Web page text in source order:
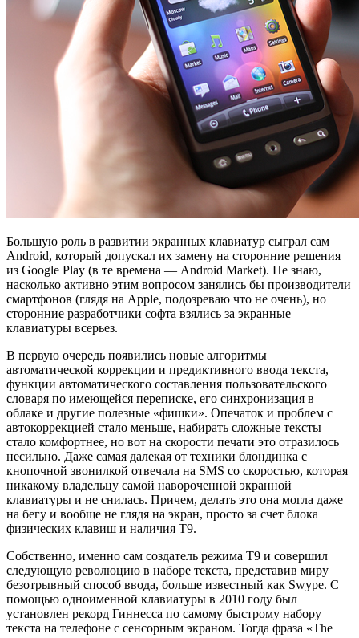
Большую роль в развитии экранных клавиатур сыграл сам
Android, который допускал их замену на сторонние решения
из Google Play (в те времена — Android Market). Не знаю,
насколько активно этим вопросом занялись бы производители
смартфонов (глядя на Apple, подозреваю что не очень), но
сторонние разработчики софта взялись за экранные
клавиатуры всерьез.
В первую очередь появились новые алгоритмы
автоматической коррекции и предиктивного ввода текста,
функции автоматического составления пользовательского
словаря по имеющейся переписке, его синхронизация в
облаке и другие полезные «фишки». Опечаток и проблем с
автокоррекцией стало меньше, набирать сложные тексты
стало комфортнее, но вот на скорости печати это отразилось
несильно. Даже самая далекая от техники блондинка с
кнопочной звонилкой отвечала на SMS со скоростью, которая
никакому владельцу самой навороченной экранной
клавиатуры и не снилась. Причем, делать это она могла даже
на бегу и вообще не глядя на экран, просто за счет блока
физических клавиш и наличия Т9.
Собственно, именно сам создатель режима Т9 и совершил
следующую революцию в наборе текста, представив миру
безотрывный способ ввода, больше известный как Swype. С
помощью одноименной клавиатуры в 2010 году был
установлен рекорд Гиннесса по самому быстрому набору
текста на телефоне с сенсорным экраном. Тогда фраза «The